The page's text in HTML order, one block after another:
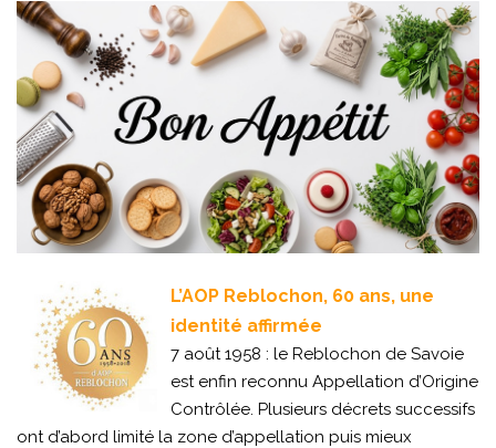
L’AOP Reblochon, 60 ans, une
identité affirmée
7 août 1958 : le Reblochon de Savoie
est enfin reconnu Appellation d’Origine
Contrôlée. Plusieurs décrets successifs
ont d’abord limité la zone d’appellation puis mieux